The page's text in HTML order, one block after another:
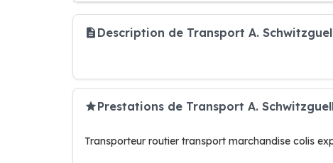
Description de Transport A.
Prestations de Transport A.
Transporteur routier transport marchandise colis